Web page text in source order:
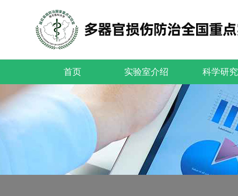
首页 实验室介绍 科学研究